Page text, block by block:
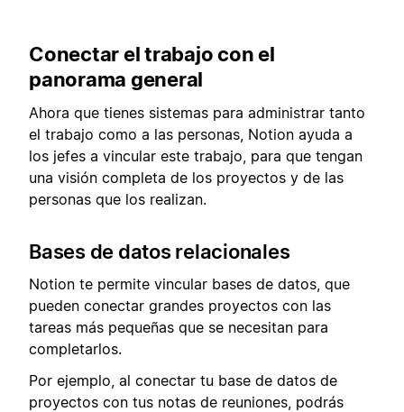
Conectar el trabajo con el
panorama general
Ahora que tienes sistemas para administrar tanto
el trabajo como a las personas, Notion ayuda a
los jefes a vincular este trabajo, para que tengan
una visión completa de los proyectos y de las
personas que los realizan.
Bases de datos relacionales
Notion te permite vincular bases de datos, que
pueden conectar grandes proyectos con las
tareas más pequeñas que se necesitan para
completarlos.
Por ejemplo, al conectar tu base de datos de
proyectos con tus notas de reuniones, podrás